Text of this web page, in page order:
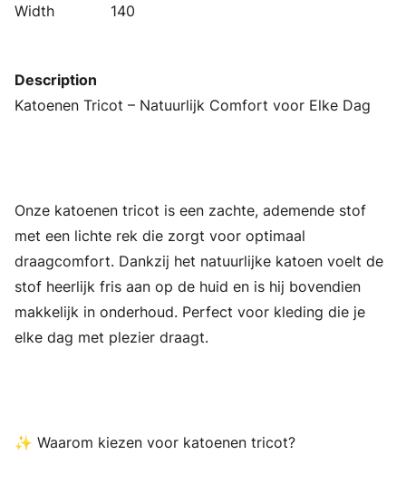
Width 140
Description
Katoenen Tricot – Natuurlijk Comfort voor Elke Dag
Onze katoenen tricot is een zachte, ademende stof
met een lichte rek die zorgt voor optimaal
draagcomfort. Dankzij het natuurlijke katoen voelt de
stof heerlijk fris aan op de huid en is hij bovendien
makkelijk in onderhoud. Perfect voor kleding die je
elke dag met plezier draagt.
✨ Waarom kiezen voor katoenen tricot?